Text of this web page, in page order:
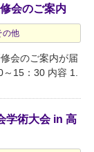
会のご案内
の他
会のご案内が届
15：30 内容 1.
学術大会 in 高